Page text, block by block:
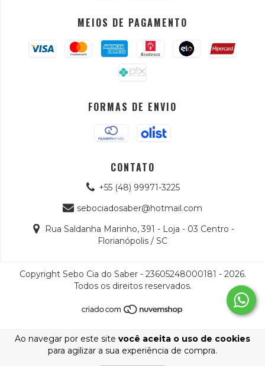
Ao navegar por este site você aceita o uso de cookies
para agilizar a sua experiência de compra.
MEIOS DE PAGAMENTO
FORMAS DE ENVIO
CONTATO
+55 (48) 99971-3225
sebociadosaber@hotmail.com
Rua Saldanha Marinho, 391 - Loja - 03 Centro -
Florianópolis / SC
Copyright Sebo Cia do Saber - 23605248000181 - 2026.
Todos os direitos reservados.